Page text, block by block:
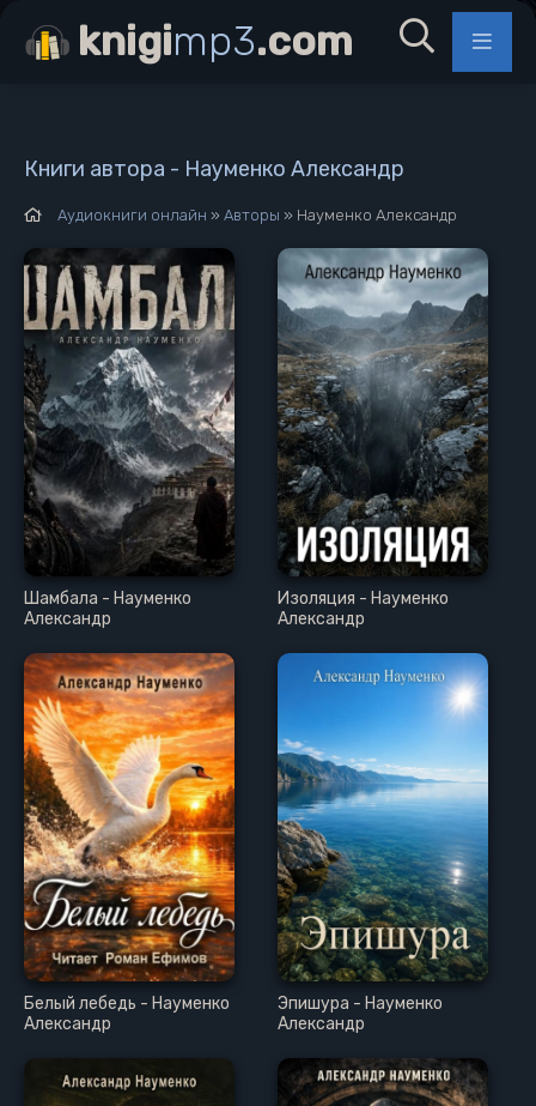
Книги автора - Науменко Александр
Аудиокниги онлайн » Авторы » Науменко Александр
Шамбала - Науменко
Александр
Изоляция - Науменко
Александр
Белый лебедь - Науменко
Александр
Эпишура - Науменко
Александр
knigimp3.com